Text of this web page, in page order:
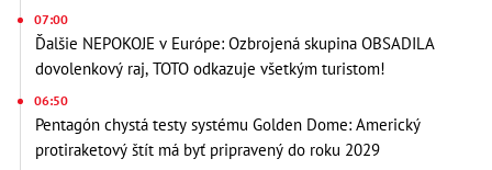
07:00
Ďalšie NEPOKOJE v Európe: Ozbrojená skupina OBSADILA
dovolenkový raj, TOTO odkazuje všetkým turistom!
06:50
Pentagón chystá testy systému Golden Dome: Americký
protiraketový štít má byť pripravený do roku 2029